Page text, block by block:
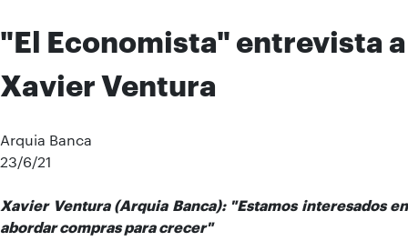
"El Economista" entrevista a
Xavier Ventura
Arquia Banca
23/6/21
Xavier Ventura (Arquia Banca): "Estamos interesados en
abordar compras para crecer"